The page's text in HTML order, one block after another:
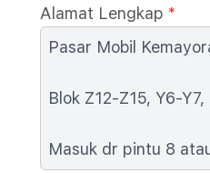
Alamat Lengkap *